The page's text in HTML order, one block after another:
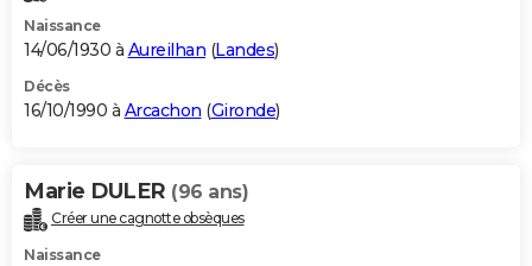
Naissance
14/06/1930 à Aureilhan (Landes)
Décès
16/10/1990 à Arcachon (Gironde)
Marie DULER (96 ans)
Créer une cagnotte obsèques
Naissance